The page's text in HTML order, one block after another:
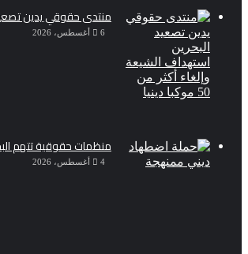
منتدى حقوقي يدين تصعيد
6 أغسطس، 2026
منظمات حقوقية تتهم
4 أغسطس، 2026